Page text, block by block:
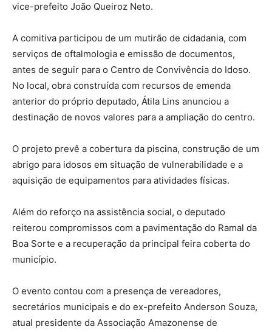
vice-prefeito João Queiroz Neto.
A comitiva participou de um mutirão de cidadania, com
serviços de oftalmologia e emissão de documentos,
antes de seguir para o Centro de Convivência do Idoso.
No local, obra construída com recursos de emenda
anterior do próprio deputado, Átila Lins anunciou a
destinação de novos valores para a ampliação do centro.
O projeto prevê a cobertura da piscina, construção de um
abrigo para idosos em situação de vulnerabilidade e a
aquisição de equipamentos para atividades físicas.
Além do reforço na assistência social, o deputado
reiterou compromissos com a pavimentação do Ramal da
Boa Sorte e a recuperação da principal feira coberta do
município.
O evento contou com a presença de vereadores,
secretários municipais e do ex-prefeito Anderson Souza,
atual presidente da Associação Amazonense de